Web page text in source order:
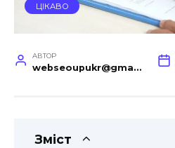
ЦІКАВО
АВТОР
webseoupukr@gmail.com
Зміст